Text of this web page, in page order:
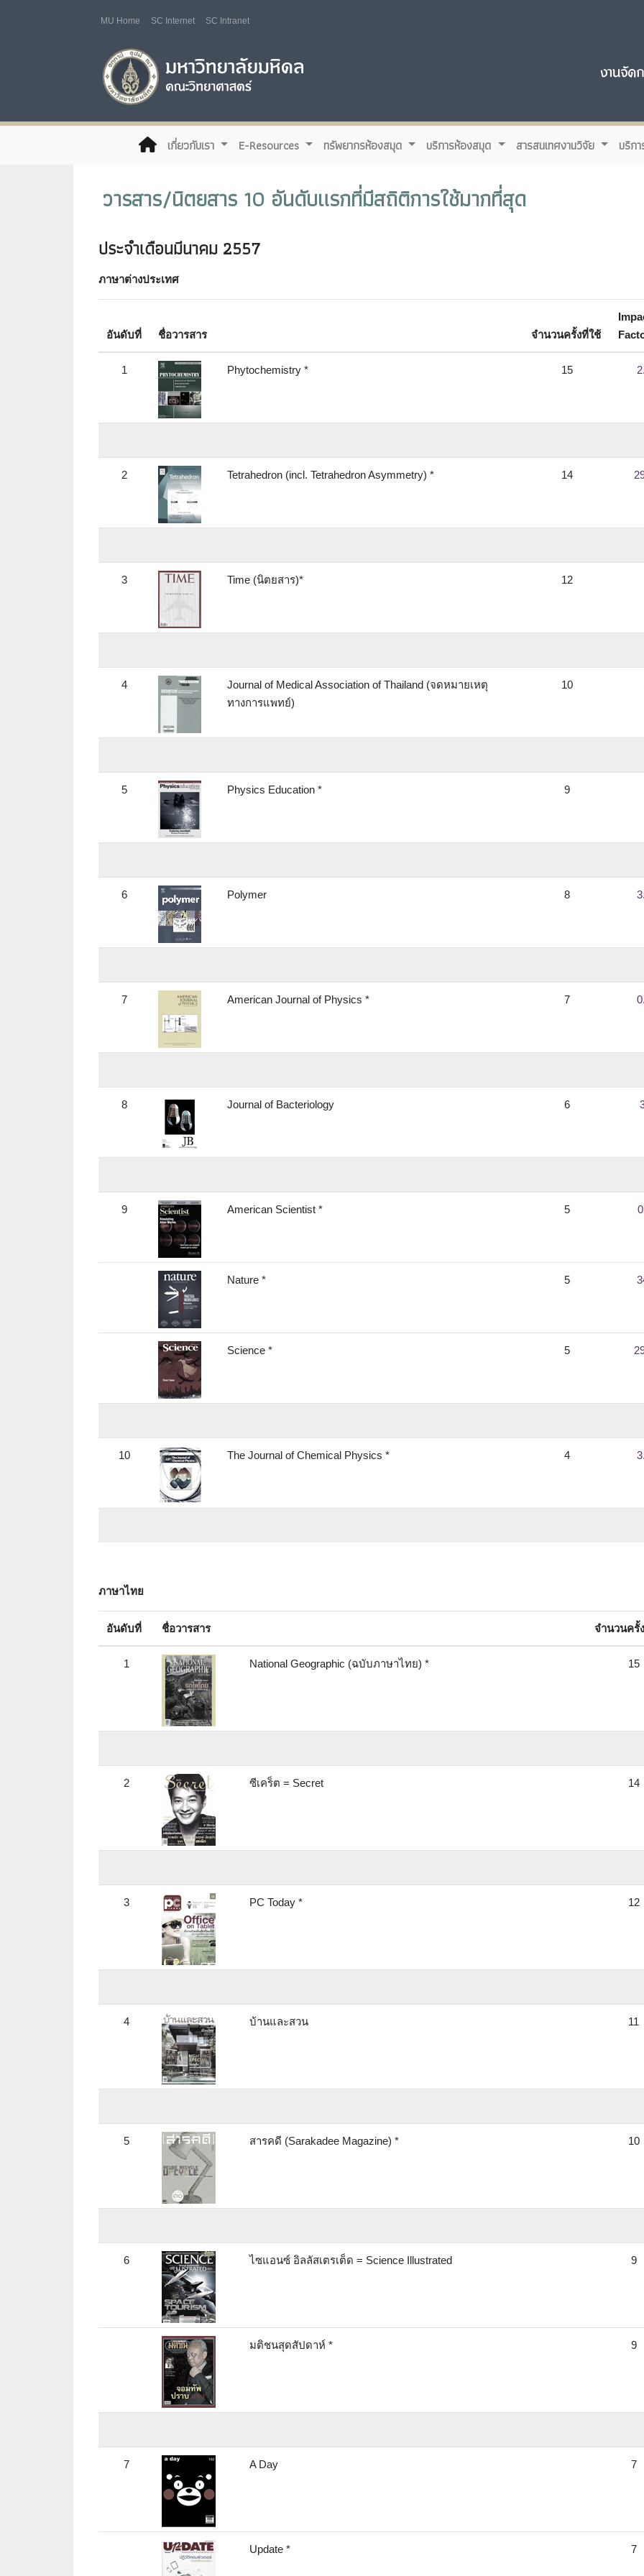
MU Home SC Internet SC Intranet
(current)
เกี่ยวกับเรา E-Resources ทรัพยากรห้องสมุด บริการห้องสมุด สารสนเทศงานวิจัย บริก
วารสาร/นิตยสาร 10 อันดับแรกที่มีสถิติการใช้มากที่สุด
ประจำเดือนมีนาคม 2557
ภาษาต่างประเทศ
อันดับที่ ชื่อวารสาร จำนวนครั้งที่ใช้
1 Phytochemistry * 15
2 Tetrahedron (incl. Tetrahedron Asymmetry) * 14
3 Time (นิตยสาร)* 12
4
Journal of Medical Association of Thailand (จดหมายเหตุ
ทางการแพทย์)
10
5 Physics Education * 9
6 Polymer 8
7 American Journal of Physics * 7
8 Journal of Bacteriology 6
9 American Scientist * 5
Nature * 5
Science * 5
10 The Journal of Chemical Physics * 4
ภาษาไทย
อันดับที่ ชื่อวารสาร จำนวนครั้
1 National Geographic (ฉบับภาษาไทย) * 15
2 ซีเคร็ต = Secret 14
3 PC Today * 12
4 บ้านและสวน 11
5 สารคดี (Sarakadee Magazine) * 10
6 ไซแอนซ์ อิลลัสเตรเต็ด = Science Illustrated 9
มติชนสุดสัปดาห์ * 9
7 A Day 7
Update * 7